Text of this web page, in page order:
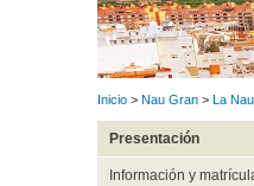
Inicio > Nau Gran > La
Presentación
Información y